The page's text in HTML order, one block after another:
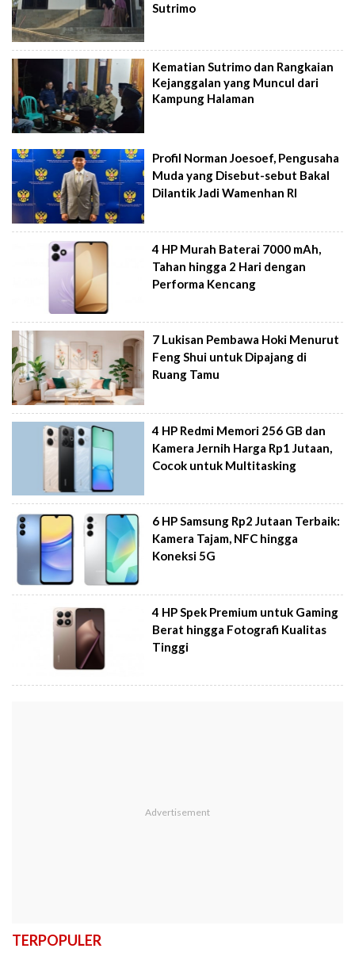
Sutrimo
Kematian Sutrimo dan Rangkaian
Kejanggalan yang Muncul dari
Kampung Halaman
Profil Norman Joesoef, Pengusaha
Muda yang Disebut-sebut Bakal
Dilantik Jadi Wamenhan RI
4 HP Murah Baterai 7000 mAh,
Tahan hingga 2 Hari dengan
Performa Kencang
7 Lukisan Pembawa Hoki Menurut
Feng Shui untuk Dipajang di
Ruang Tamu
4 HP Redmi Memori 256 GB dan
Kamera Jernih Harga Rp1 Jutaan,
Cocok untuk Multitasking
6 HP Samsung Rp2 Jutaan Terbaik:
Kamera Tajam, NFC hingga
Koneksi 5G
4 HP Spek Premium untuk Gaming
Berat hingga Fotografi Kualitas
Tinggi
TERPOPULER